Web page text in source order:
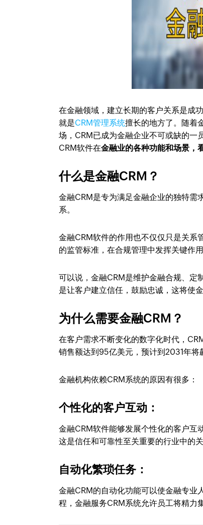
在金融领域，建立长期的客户关系是成
就是CRM管理系统擅长的地方了。随着
场，CRM已成为金融企业不可或缺的一
CRM软件在金融业的各种功能和场景，
什么是金融CRM？
金融CRM是专为满足金融企业的独特需
系。
金融CRM软件的作用也不仅仅只是关系
的监管标准，在合规管理中发挥关键作用
可以说，金融CRM是维护金融合规、定
是让客户建立信任，鼓励忠诚，这将使
为什么需要金融CRM？
在客户需求不断变化的数字化时代，
销售额达到95亿美元，预计到2031年将
金融机构依赖CRM系统的原因有很多：
个性化的客户互动：
金融CRM软件能够发展个性化的客户互
这是信任和可靠性至关重要的行业中的关
自动化繁琐任务：
金融CRM的自动化功能可以使金融专业
程，金融服务CRM系统允许员工将精力